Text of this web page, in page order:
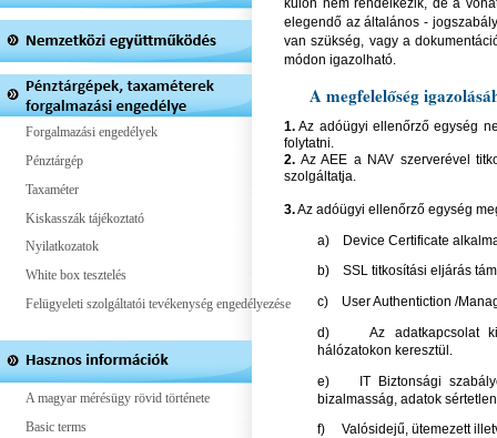
Forgalmazási engedélyek
Pénztárgép
Taxaméter
Kiskasszák tájékoztató
Nyilatkozatok
White box tesztelés
Felügyeleti szolgáltatói tevékenység engedélyezése
A magyar mérésügy rövid története
Basic terms
külön nem rendelkezik, de a
elegendő az általános -
van szükség, vagy a
módon igazolható.
A megfelelőség
1. Az adóügyi ellenőrző egység
folytatni.
2. Az AEE a NAV szerverével
szolgáltatja.
3.Az adóügyi ellenőrző egység
a) Device Certificate
b) SSL titkosítási eljárás
c) User Authentiction /
d) Az adatkapcsolat
hálózatokon keresztül.
e) IT Biztonsági
bizalmasság, adatok
f) Valósidejű, ütemezett